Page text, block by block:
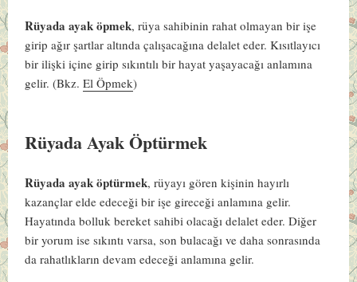
Rüyada ayak öpmek, rüya sahibinin rahat olmayan bir işe
girip ağır şartlar altında çalışacağına delalet eder. Kısıtlayıcı
bir ilişki içine girip sıkıntılı bir hayat yaşayacağı anlamına
gelir.(Bkz.El Öpmek)
Rüyada Ayak Öptürmek
Rüyada ayak öptürmek, rüyayı gören kişinin hayırlı
kazançlar elde edeceği bir işe gireceği anlamına gelir.
Hayatında bolluk bereket sahibi olacağı delalet eder. Diğer
bir yorum ise sıkıntı varsa, son bulacağı ve daha sonrasında
da rahatlıkların devam edeceği anlamına gelir.